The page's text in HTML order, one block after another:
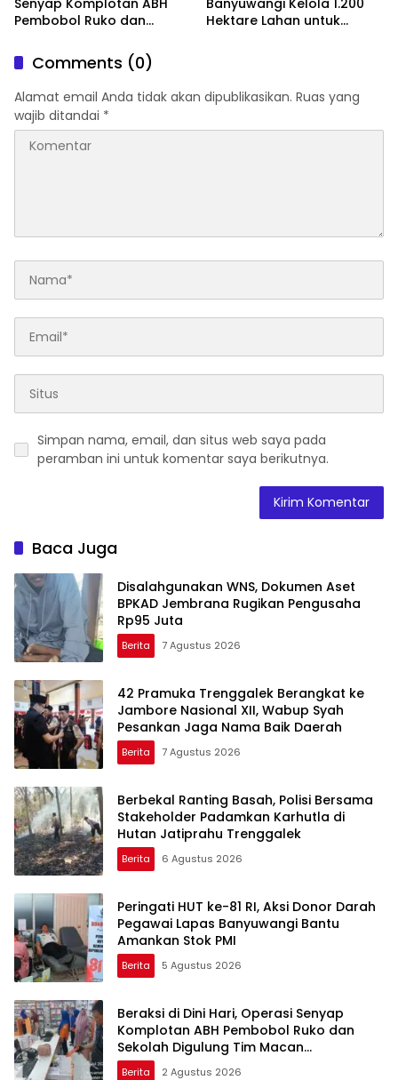
Senyap Komplotan ABH
Pembobol Ruko dan
Macan Blambangan
Banyuwangi Kelola 1.200
Hektare Lahan untuk
Comments (0)
Alamat email Anda tidak akan dipublikasikan. Ruas yang
wajib ditandai *
Simpan nama, email, dan situs web saya pada
peramban ini untuk komentar saya berikutnya.
Baca Juga
Disalahgunakan WNS, Dokumen Aset
BPKAD Jembrana Rugikan Pengusaha
Rp95 Juta
Berita 7 Agustus 2026
42 Pramuka Trenggalek Berangkat ke
Jambore Nasional XII, Wabup Syah
Pesankan Jaga Nama Baik Daerah
Berita 7 Agustus 2026
Berbekal Ranting Basah, Polisi Bersama
Stakeholder Padamkan Karhutla di
Hutan Jatiprahu Trenggalek
Berita 6 Agustus 2026
Peringati HUT ke-81 RI, Aksi Donor Darah
Pegawai Lapas Banyuwangi Bantu
Amankan Stok PMI
Berita 5 Agustus 2026
Beraksi di Dini Hari, Operasi Senyap
Komplotan ABH Pembobol Ruko dan
Sekolah Digulung Tim Macan
Blambangan
Berita 2 Agustus 2026